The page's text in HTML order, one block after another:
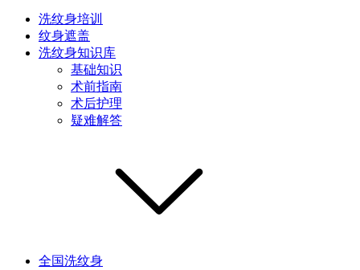
洗纹身培训
纹身遮盖
洗纹身知识库
基础知识
术前指南
术后护理
疑难解答
全国洗纹身